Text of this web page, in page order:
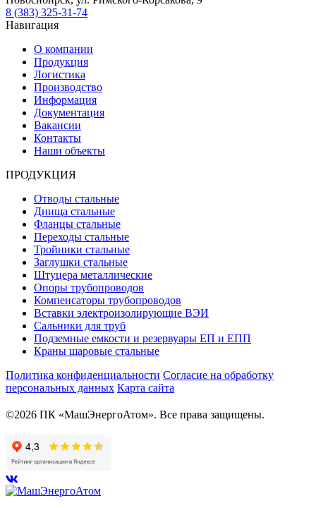
8 (383) 325-31-74
Навигация
О компании
Продукция
Логистика
Производство
Информация
Документация
Вакансии
Контакты
Наши объекты
ПРОДУКЦИЯ
Отводы стальные
Днища стальные
Фланцы стальные
Переходы стальные
Тройники стальные
Заглушки стальные
Штуцера металлические
Опоры трубопроводов
Компенсаторы трубопроводов
Вставки электроизолирующие ВЭИ
Сальники для труб
Подземные емкости и резервуары ЕП и ЕПП
Краны шаровые стальные
Политика конфиденциальности Согласие на обработку
персональных данных Карта сайта
©2026 ПК «МашЭнергоАтом». Все права защищены.